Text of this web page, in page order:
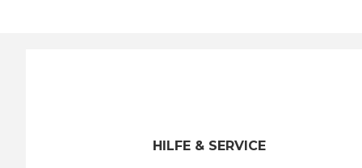
HILFE & SERVICE